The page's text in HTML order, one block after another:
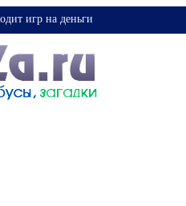
игр на деньги